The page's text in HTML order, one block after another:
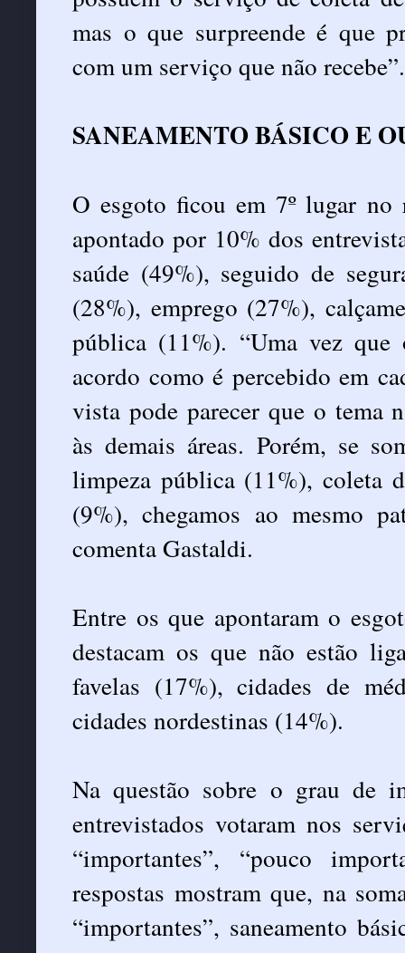
mas o que surpreende é que
com um serviço que não recebe”.
SANEAMENTO BÁSICO E
O esgoto ficou em 7º lugar no
apontado por 10% dos
saúde (49%), seguido de
(28%), emprego (27%),
pública (11%). “Uma vez que
acordo como é percebido em
vista pode parecer que o tema
às demais áreas. Porém, se
limpeza pública (11%), coleta
(9%), chegamos ao mesmo
comenta Gastaldi.
Entre os que apontaram o
destacam os que não estão
favelas (17%), cidades de
cidades nordestinas (14%).
Na questão sobre o grau de
entrevistados votaram nos
“importantes”, “pouco
respostas mostram que, na
“importantes”, saneamento